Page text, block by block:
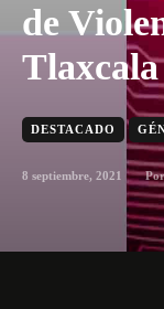
de
DESTACADO
8 septiembre, 2021 Por